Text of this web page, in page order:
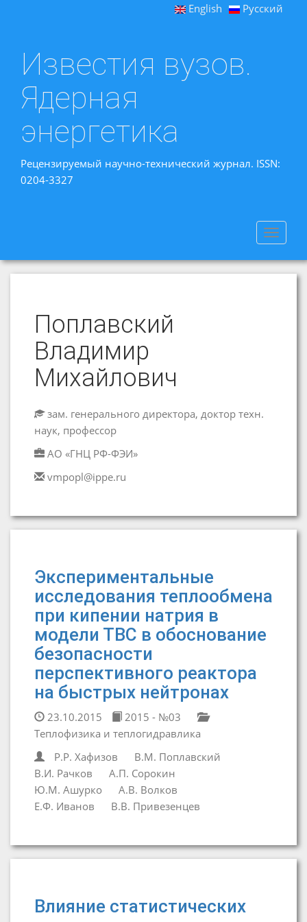
English Русский
Известия вузов.
Ядерная
энергетика
Рецензируемый научно-технический журнал. ISSN:
0204-3327
Toggle
Поплавский
Владимир
Михайлович
зам. генерального директора, доктор техн.
наук, профессор
АО «ГНЦ РФ-ФЭИ»
vmpopl@ippe.ru
Экспериментальные
исследования теплообмена
при кипении натрия в
модели ТВС в обоснование
безопасности
перспективного реактора
на быстрых нейтронах
23.10.2015
2015 - №03
Теплофизика и теплогидравлика
Р.Р. Хафизов
В.М. Поплавский
В.И. Рачков
А.П. Сорокин
Ю.М. Ашурко
А.В. Волков
Е.Ф. Иванов
В.В. Привезенцев
Влияние статистических